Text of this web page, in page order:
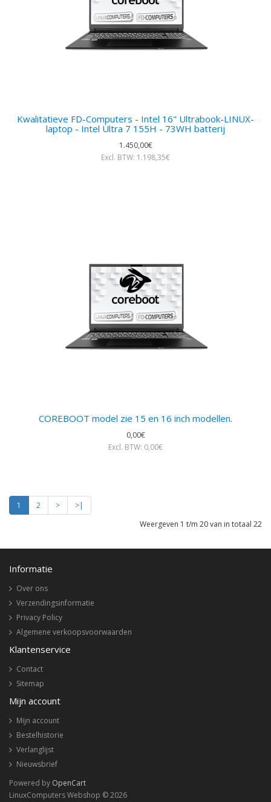
Kwalitatieve FD-Computers - Intel 16" Ultrabook-LINUX-
laptop - Intel Ultra 7 155H - 73WH batterij
1.450,00€
Excl. BTW: 1.198,35€
COREBOOT model zie 15 en 16 inch modellen.
0,00€
Excl. BTW: 0,00€
1 2 >
>|
Weergeven 1 t/m 20 van in totaal 22
Informatie
Over ons
Verzendingsinformatie
Privacy Policy
Algemene verkoopsvoorwaarden
Klantenservice
Contact
Sitemap
Mijn account
Mijn account
Bestelhistorie
Verlanglijst
Nieuwsbrief
Powered by OpenCart
LinuxComputers Webshop © 2026